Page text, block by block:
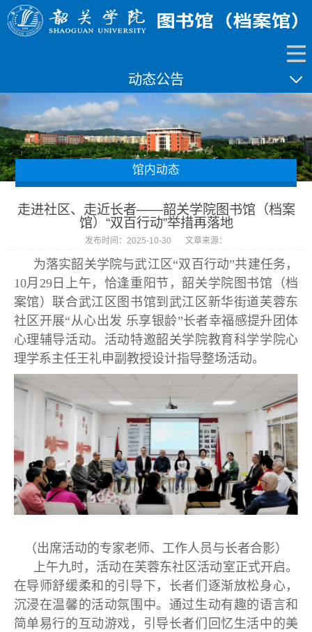
动态公告
馆内动态
走进社区、走近长者——韶关学院图书馆（档案
馆）“双百行动”举措再落地
发布时间：2025-10-30 文章来源：
为落实韶关学院与武江区“双百行动”共建任务，
10月29日上午，恰逢重阳节，韶关学院图书馆（档
案馆）联合武江区图书馆到武江区新华街道芙蓉东
社区开展“从心出发 乐享银龄”长者幸福感提升团体
心理辅导活动。活动特邀韶关学院教育科学学院心
理学系主任王礼申副教授设计指导整场活动。
（出席活动的专家老师、工作人员与长者合影）
上午九时，活动在芙蓉东社区活动室正式开启。
在导师舒缓柔和的引导下，长者们逐渐放松身心，
沉浸在温馨的活动氛围中。通过生动有趣的语言和
简单易行的互动游戏，引导长者们回忆生活中的美